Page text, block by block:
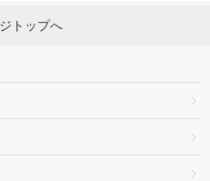
トップへ